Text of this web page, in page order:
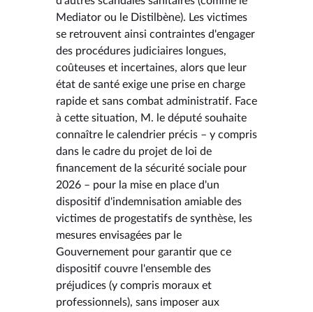
Mediator ou le Distilbène). Les victimes
se retrouvent ainsi contraintes d'engager
des procédures judiciaires longues,
coûteuses et incertaines, alors que leur
état de santé exige une prise en charge
rapide et sans combat administratif. Face
à cette situation, M. le député souhaite
connaître le calendrier précis – y compris
dans le cadre du projet de loi de
financement de la sécurité sociale pour
2026 – pour la mise en place d'un
dispositif d'indemnisation amiable des
victimes de progestatifs de synthèse, les
mesures envisagées par le
Gouvernement pour garantir que ce
dispositif couvre l'ensemble des
préjudices (y compris moraux et
professionnels), sans imposer aux